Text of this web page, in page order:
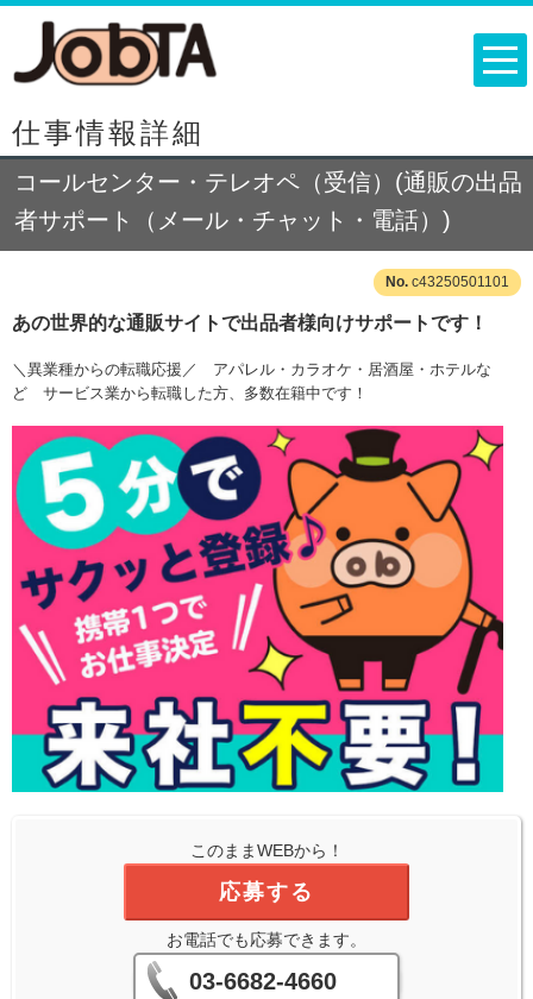
仕事情報詳細
コールセンター・テレオペ（受信）(通販の出品
者サポート（メール・チャット・電話）)
c43250501101
あの世界的な通販サイトで出品者様向けサポートです！
＼異業種からの転職応援／ アパレル・カラオケ・居酒屋・ホテルな
ど サービス業から転職した方、多数在籍中です！
このままWEBから！
応募する
お電話でも応募できます。
03-6682-4660